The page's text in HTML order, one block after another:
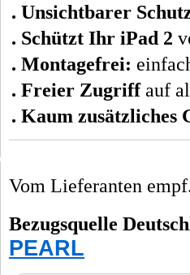
Unsichtbarer
Schützt Ihr iPad 2
Montagefrei:
Freier Zugriffauf
Kaum zusätzliches
Vom Lieferanten
Bezugsquelle
PEARL